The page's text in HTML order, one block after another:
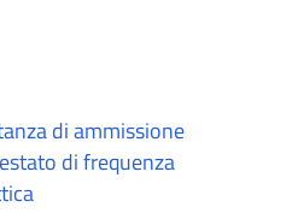
di ammissione
di frequenza